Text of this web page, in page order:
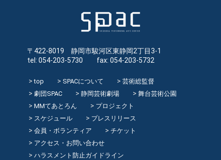
〒422-8019 静岡市駿河区東静岡2丁目3-1
tel: 054-203-5730 fax: 054-203-5732
top SPACについて
芸術総監督
劇団SPAC
静岡芸術劇場
舞台芸術公園
MMてあとろん
プロジェクト
スケジュール
プレスリリース
会員・ボランティア
チケット
アクセス・お問い合わせ
ハラスメント防止ガイドライン